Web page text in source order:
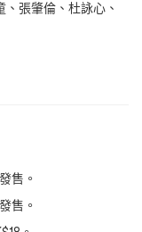
張肇倫、杜詠心、
售。
售。